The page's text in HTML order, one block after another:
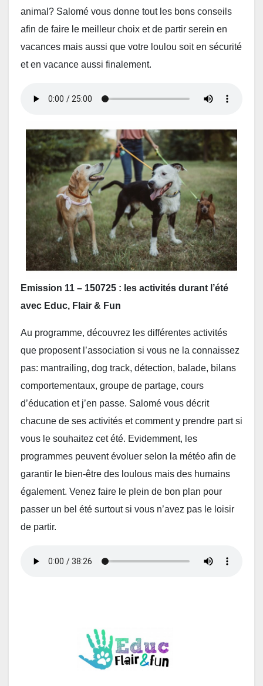
animal? Salomé vous donne tout les bons conseils
afin de faire le meilleur choix et de partir serein en
vacances mais aussi que votre loulou soit en sécurité
et en vacance aussi finalement.
Emission 11 – 150725 : les activités durant l’été
avec Educ, Flair & Fun
Au programme, découvrez les différentes activités
que proposent l’association si vous ne la connaissez
pas: mantrailing, dog track, détection, balade, bilans
comportementaux, groupe de partage, cours
d’éducation et j’en passe. Salomé vous décrit
chacune de ses activités et comment y prendre part si
vous le souhaitez cet été. Evidemment, les
programmes peuvent évoluer selon la météo afin de
garantir le bien-être des loulous mais des humains
également. Venez faire le plein de bon plan pour
passer un bel été surtout si vous n’avez pas le loisir
de partir.